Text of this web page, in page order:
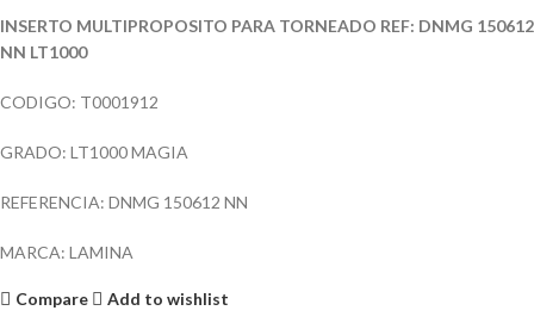
INSERTO MULTIPROPOSITO PARA TORNEADO REF: DNMG 150612
NN LT1000
CODIGO: T0001912
GRADO: LT1000 MAGIA
REFERENCIA: DNMG 150612 NN
MARCA: LAMINA
Compare Add to wishlist